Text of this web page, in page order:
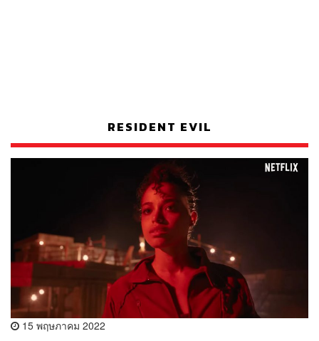
RESIDENT EVIL
15 พฤษภาคม 2022